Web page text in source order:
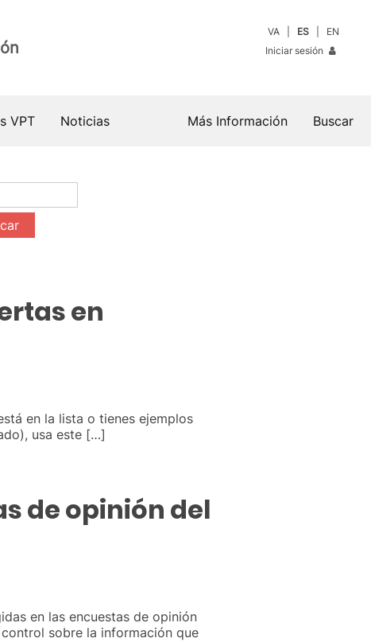
VA ES
EN
Iniciar sesión
VPT Noticias Buscar
Más Información
en
en la lista o tienes ejemplos
usa este […]
de opinión del
en las encuestas de opinión
sobre la información que